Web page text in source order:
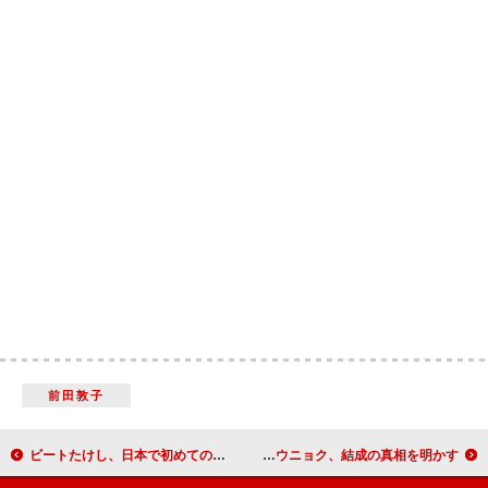
前田敦子
ビートたけし、日本で初めての個展を開催 「僕の描いた絵は価値がない」と照れ笑い SUPER JUNIORの人気２人組がライブ ドンヘ＆ウニョク、結成の真相を明かす